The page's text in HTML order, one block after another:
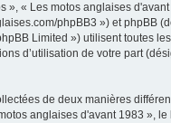
», « Les motos anglaises
phpBB3 ») et phpBB
Limited ») utilisent toutes
d’utilisation de votre part
de deux manières
anglaises d'avant 1983 »,